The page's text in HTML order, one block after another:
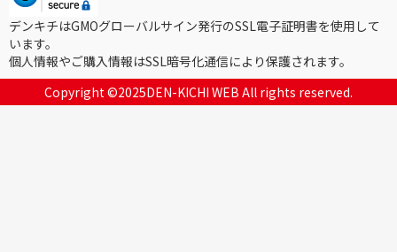
デンキチはGMOグローバルサイン発行のSSL電子証明書を使用して
います。
個人情報やご購入情報はSSL暗号化通信により保護されます。
Copyright ©2025DEN-KICHI WEB All rights reserved.